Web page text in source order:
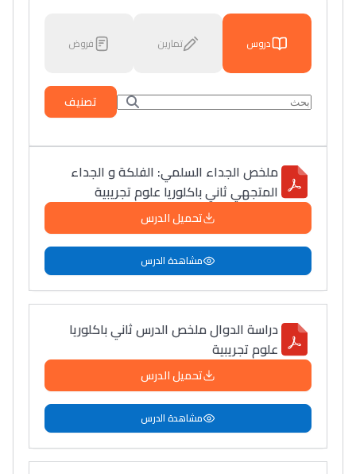
دروس تمارين فروض
تصنيف
ملخص الجداء السلمي: الفلكة و الجداء
المتجهي ثاني باكلوريا علوم تجريبية
تحميل الدرس
مشاهدة الدرس
دراسة الدوال ملخص الدرس ثاني باكلوريا
علوم تجريبية
تحميل الدرس
مشاهدة الدرس